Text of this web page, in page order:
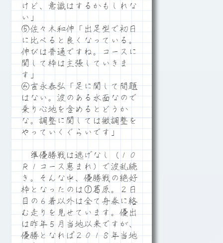
けど、意識はするかもしれな
い」
⑤佐々木和伸「出足型で初日
に比べると良くなっている。
伸びは普通ですね。コースに
関して枠は主張していきま
す」
⑥吉永泰弘「足に関して問題
はない。波のある水面なので
乗り心地を含めるとどうか
な。調整に関しては微調整を
やっていくぐらいです」
準優勝戦は逃げなし（１０
Ｒ１コース恵まれ）で波乱続
き。そんな中、優勝戦の絶好
枠となったのは①葛原。２日
目の６着以外は全て舟券に絡
む走りを見せています。優出
は昨年５月当地以来ですが、
優勝となれば２０１８年当地